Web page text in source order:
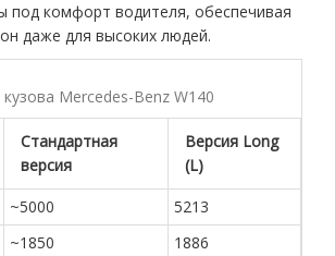
под комфорт водителя, обеспечивая
даже для высоких людей.
Mercedes-Benz W140
Стандартная
версия
Версия Long
(L)
~5000
5213
~1850
1886